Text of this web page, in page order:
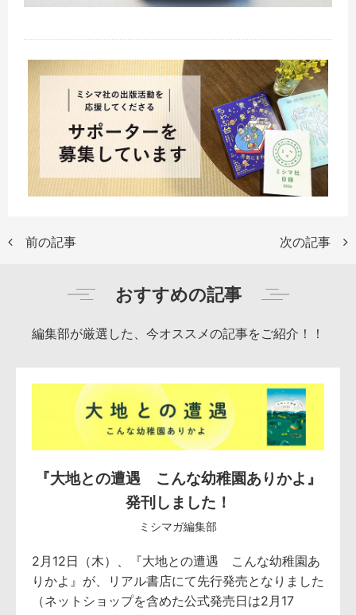
前の記事 次の記事
おすすめの記事
編集部が厳選した、今オススメの記事をご紹介！！
『大地との遭遇 こんな幼稚園ありかよ』
発刊しました！
ミシマガ編集部
2月12日（木）、『大地との遭遇 こんな幼稚園あ
りかよ』が、リアル書店にて先行発売となりました
（ネットショップを含めた公式発売日は2月17